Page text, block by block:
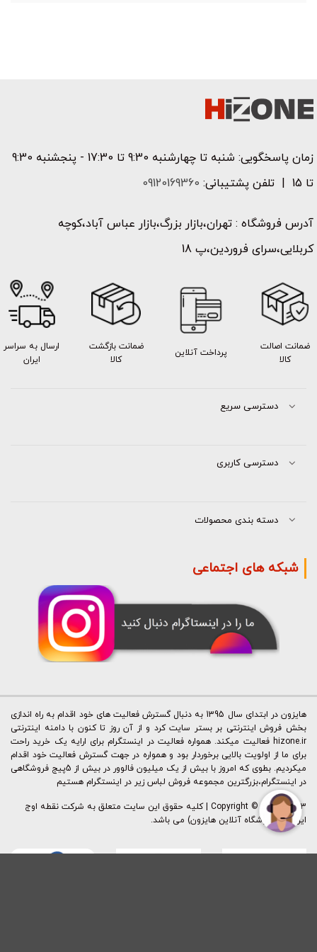
زمان پاسخگویی: شنبه تا چهارشنبه 9:30 تا 17:30 - پنجشنبه 9:30
تا 15 | تلفن پشتیبانی:
09120169360
آدرس فروشگاه : تهران،بازار بزرگ،بازار عباس آباد،کوچه
کربلایی،سرای فروردین،پ 18
ضمانت اصالت
کالا
پرداخت آنلاین
ضمانت بازگشت
کالا
ارسال به سراسر
ایران
دسترسی سریع
دسترسی کاربری
دسته بندی محصولات
شبکه های اجتماعی
هایزون در ابتدای سال 1395 به دنبال گسترش فعالیت های خود اقدام به راه اندازی
بخش فروش اینترنتی بر بستر سایت کرد و از آن روز تا کنون با دامنه اینترنتی
hizone.ir فعالیت میکند. همواره فعالیت در اینستگرام برای ارایه یک خرید راحت
برای ما از اولویت بالایی برخوردار بود و همواره در جهت گسترش فعالیت خود اقدام
میکردیم. بطوی که امروز با بیش از یک میلیون فالوور در بیش از 5پیج فروشگاهی
در اینستگرام،بزرگترین مجموعه فروش لباس زیر در اینستگرام هستیم
Copyright © 2015 - 2023 | کليه حقوق اين سايت متعلق به شرکت نقطه اوج
ایرانیان (فروشگاه آنلاین هایزون) می باشد.